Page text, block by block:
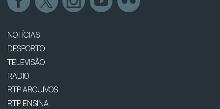
NOTÍCIAS
DESPORTO
TELEVISÃO
RÁDIO
RTP ARQUIVOS
RTP ENSINA